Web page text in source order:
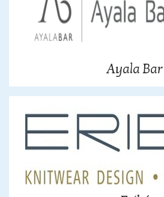
Ayala Bar